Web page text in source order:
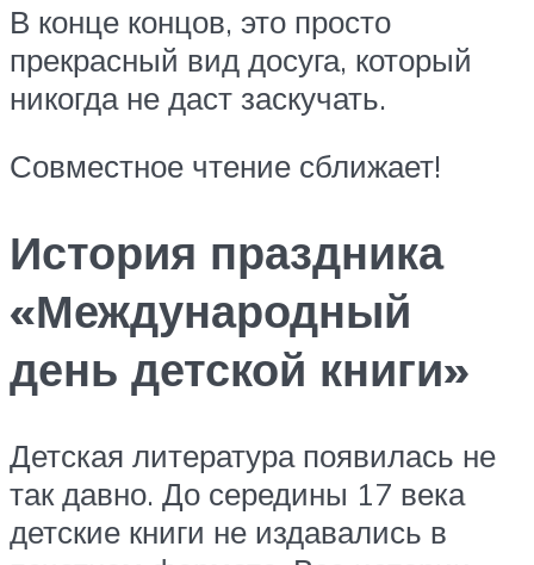
В конце концов, это просто
прекрасный вид досуга, который
никогда не даст заскучать.
Совместное чтение сближает!
История праздника
«Международный
день детской книги»
Детская литература появилась не
так давно. До середины 17 века
детские книги не издавались в